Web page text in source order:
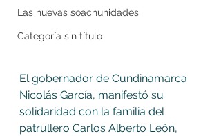
Las nuevas soachunidades
Categoría sin título
El gobernador de Cundinamarca
Nicolás García, manifestó su
solidaridad con la familia del
patrullero Carlos Alberto León,